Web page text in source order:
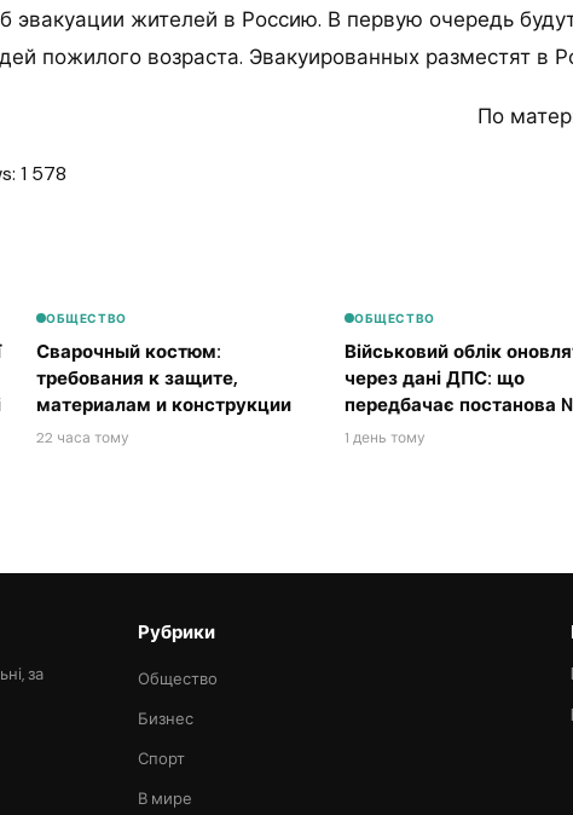
эвакуации жителей в Россию. В первую очередь
пожилого возраста. Эвакуированных разместят в
По
1 578
ОБЩЕСТВО
Сварочный костюм:
требования к защите,
материалам и конструкции
22 часа тому
ОБЩЕСТВО
Військовий облік
через дані ДПС: що
передбачає постанова
1 день тому
за
Рубрики
Общество
Бизнес
Спорт
В мире